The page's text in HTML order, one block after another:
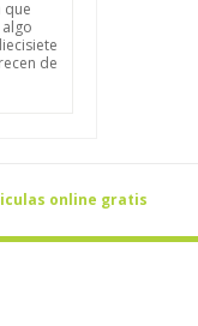
que
de
online gratis